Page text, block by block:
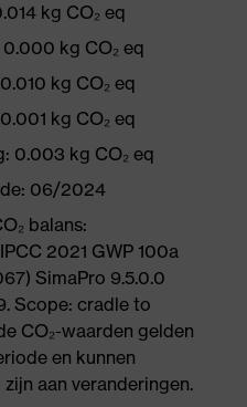
kg CO₂ eq
kg CO₂ eq
kg CO₂ eq
kg CO₂ eq
0.003 kg CO₂ eq
06/2024
balans:
2021 GWP 100a
SimaPro 9.5.0.0
Scope: cradle to
CO₂-waarden gelden
en kunnen
aan veranderingen.